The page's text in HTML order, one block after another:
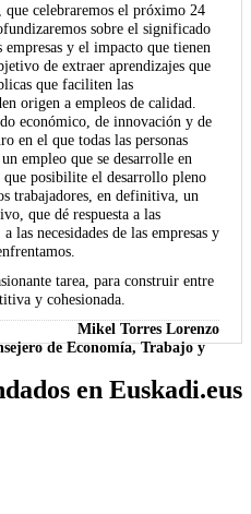
celebraremos el próximo 24
sobre el significado
empresas y el impacto que tienen
de extraer aprendizajes que
que faciliten las
origen a empleos de calidad.
económico, de innovación y de
en el que todas las personas
empleo que se desarrolle en
posibilite el desarrollo pleno
trabajadores, en definitiva, un
que dé respuesta a las
las necesidades de las empresas y
tarea, para construir entre
y cohesionada.
Mikel Torres Lorenzo
de Economía, Trabajo y
en Euskadi.eus